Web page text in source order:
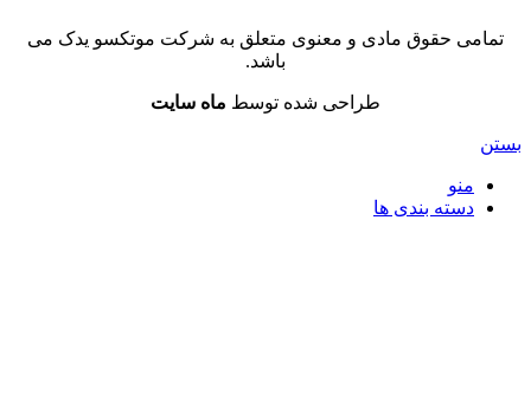
تمامی حقوق مادی و معنوی متعلق به شرکت موتکسو یدک می
باشد.
طراحی شده توسط ماه سایت
بستن
منو
دسته بندی ها